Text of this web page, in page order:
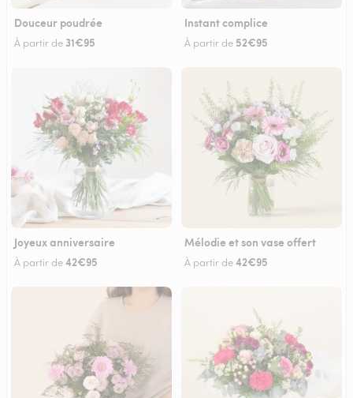
Douceur poudrée
À partir de 31€95
Instant complice
À partir de 52€95
Joyeux anniversaire
À partir de42€95
Mélodie et son vase offert
À partir de42€95